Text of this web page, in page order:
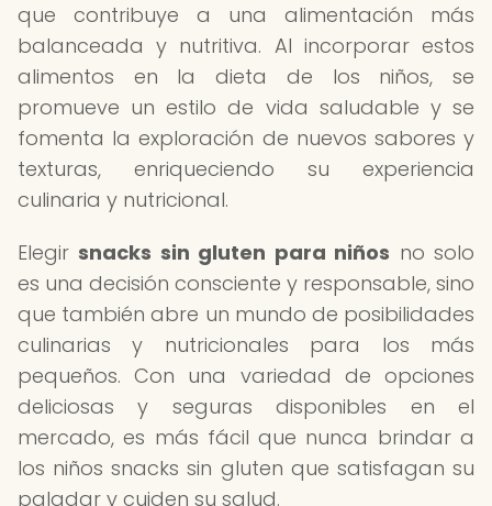
que contribuye a una alimentación más
balanceada y nutritiva. Al incorporar estos
alimentos en la dieta de los niños, se
promueve un estilo de vida saludable y se
fomenta la exploración de nuevos sabores y
texturas, enriqueciendo su experiencia
culinaria y nutricional.
Elegirsnacks sin gluten para niños no solo
es una decisión consciente y responsable, sino
que también abre un mundo de posibilidades
culinarias y nutricionales para los más
pequeños. Con una variedad de opciones
deliciosas y seguras disponibles en el
mercado, es más fácil que nunca brindar a
los niños snacks sin gluten que satisfagan su
paladar y cuiden su salud.